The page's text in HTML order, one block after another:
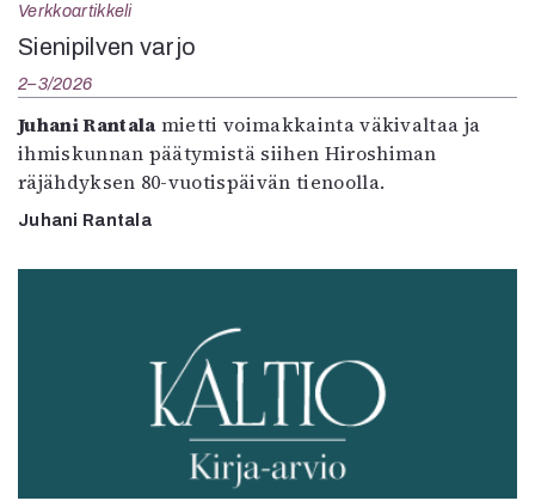
Verkkoartikkeli
Sienipilven varjo
2–3/2026
Juhani Rantala mietti voimakkainta väkivaltaa ja
ihmiskunnan päätymistä siihen Hiroshiman
räjähdyksen 80-vuotispäivän tienoolla.
Juhani Rantala